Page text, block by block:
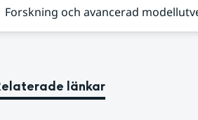
Forskning och avancerad
länkar